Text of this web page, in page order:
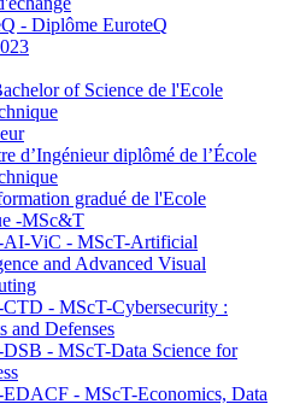
- Diplôme EuroteQ
of Science de l'Ecole
d’Ingénieur diplômé de l’École
gradué de l'Ecole
-MSc&T
AI-ViC - MScT-Artificial
and Advanced Visual
- MScT-Cybersecurity :
and Defenses
- MScT-Data Science for
- MScT-Economics, Data